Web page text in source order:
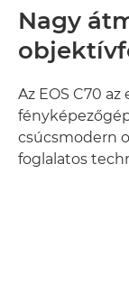
Nagy
Az EOS C70
csúcsmodern
foglalatos